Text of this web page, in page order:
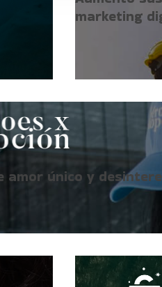
marketing
amor único y